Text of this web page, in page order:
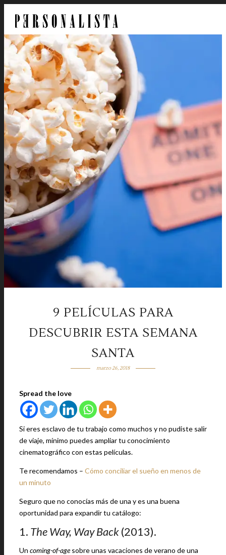
9 PELÍCULAS PARA
DESCUBRIR ESTA SEMANA
SANTA
marzo 26, 2018
Spread the love
Si eres esclavo de tu trabajo como muchos y no pudiste salir
de viaje, mínimo puedes ampliar tu conocimiento
cinematográfico con estas películas.
Te recomendamos – Cómo conciliar el sueño en menos de
un minuto
Seguro que no conocías más de una y es una buena
oportunidad para expandir tu catálogo:
1. The Way, Way Back(2013).
Un coming-of-agesobre unas vacaciones de verano de una